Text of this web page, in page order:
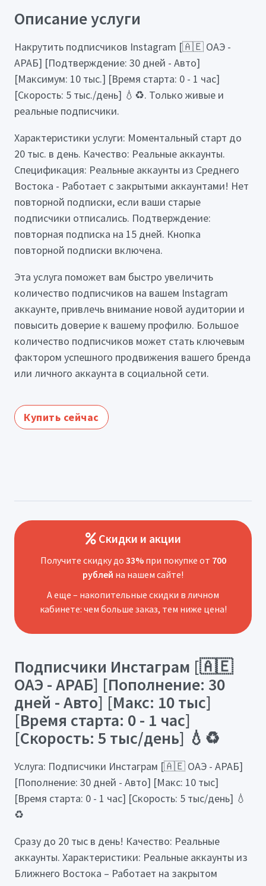
Описание услуги
Накрутить подписчиков Instagram [🇦🇪 ОАЭ -
АРАБ] [Подтверждение: 30 дней - Авто]
[Максимум: 10 тыс.] [Время старта: 0 - 1 час]
[Скорость: 5 тыс./день] 💧♻️. Только живые и
реальные подписчики.
Характеристики услуги: Моментальный старт до
20 тыс. в день. Качество: Реальные аккаунты.
Спецификация: Реальные аккаунты из Среднего
Востока - Работает с закрытыми аккаунтами! Нет
повторной подписки, если ваши старые
подписчики отписались. Подтверждение:
повторная подписка на 15 дней. Кнопка
повторной подписки включена.
Эта услуга поможет вам быстро увеличить
количество подписчиков на вашем Instagram
аккаунте, привлечь внимание новой аудитории и
повысить доверие к вашему профилю. Большое
количество подписчиков может стать ключевым
фактором успешного продвижения вашего бренда
или личного аккаунта в социальной сети.
Купить сейчас
Скидки и акции
Получите скидку до 33%при покупке от 700
рублей на нашем сайте!
А еще – накопительные скидки в личном
кабинете: чем больше заказ, тем ниже цена!
Подписчики Инстаграм [🇦🇪
ОАЭ - АРАБ] [Пополнение: 30
дней - Авто] [Макс: 10 тыс]
[Время старта: 0 - 1 час]
[Скорость: 5 тыс/день] 💧♻️
Услуга: Подписчики Инстаграм [🇦🇪 ОАЭ - АРАБ]
[Пополнение: 30 дней - Авто] [Макс: 10 тыс]
[Время старта: 0 - 1 час] [Скорость: 5 тыс/день] 💧
♻️
Сразу до 20 тыс в день! Качество: Реальные
аккаунты. Характеристики: Реальные аккаунты из
Ближнего Востока – Работает на закрытом